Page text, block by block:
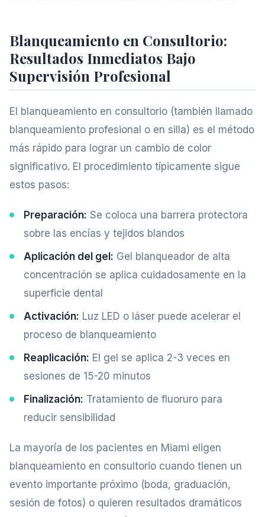
Blanqueamiento en Consultorio:
Resultados Inmediatos Bajo
Supervisión Profesional
El blanqueamiento en consultorio (también llamado
blanqueamiento profesional o en silla) es el método
más rápido para lograr un cambio de color
significativo. El procedimiento típicamente sigue
estos pasos:
Preparación: Se coloca una barrera protectora
sobre las encías y tejidos blandos
Aplicación del gel: Gel blanqueador de alta
concentración se aplica cuidadosamente en la
superficie dental
Activación: Luz LED o láser puede acelerar el
proceso de blanqueamiento
Reaplicación: El gel se aplica 2-3 veces en
sesiones de 15-20 minutos
Finalización: Tratamiento de fluoruro para
reducir sensibilidad
La mayoría de los pacientes en Miami eligen
blanqueamiento en consultorio cuando tienen un
evento importante próximo (boda, graduación,
sesión de fotos) o quieren resultados dramáticos